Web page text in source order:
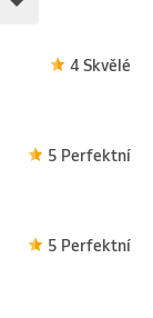
4 Skvělé
5 Perfektní
5 Perfektní